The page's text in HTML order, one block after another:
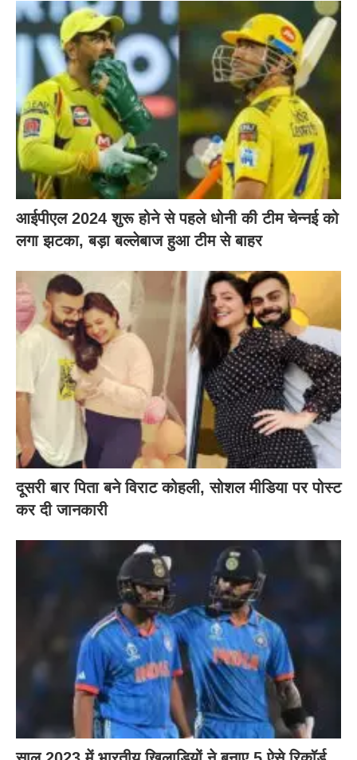
आईपीएल 2024 शुरू होने से पहले धोनी की टीम चेन्नई को
लगा झटका, बड़ा बल्लेबाज हुआ टीम से बाहर
दूसरी बार‌ पिता बने विराट कोहली, सोशल मीडिया पर पोस्ट
कर दी‌ जानकारी